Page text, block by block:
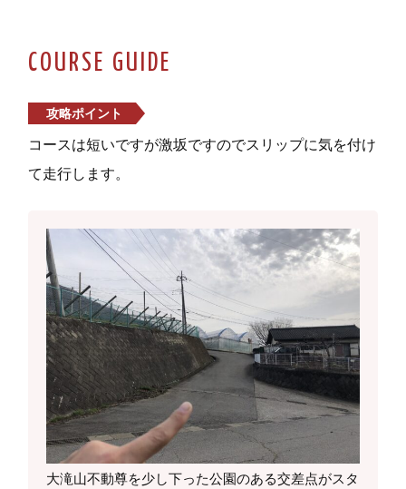
COURSE GUIDE
攻略ポイント
コースは短いですが激坂ですのでスリップに気を付け
て走行します。
大滝山不動尊を少し下った公園のある交差点がスタ